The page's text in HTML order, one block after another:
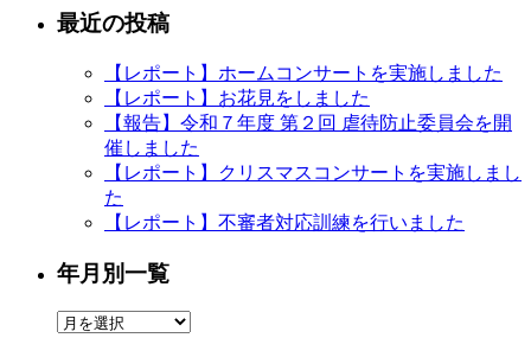
最近の投稿
【レポート】ホームコンサートを実施しました
【レポート】お花見をしました
【報告】令和７年度 第２回 虐待防止委員会を開
催しました
【レポート】クリスマスコンサートを実施しまし
た
【レポート】不審者対応訓練を行いました
年月別一覧
年